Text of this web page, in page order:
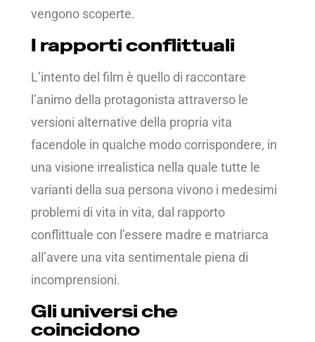
vengono scoperte.
I rapporti conflittuali
L’intento del film è quello di raccontare
l’animo della protagonista attraverso le
versioni alternative della propria vita
facendole in qualche modo corrispondere, in
una visione irrealistica nella quale tutte le
varianti della sua persona vivono i medesimi
problemi di vita in vita, dal rapporto
conflittuale con l’essere madre e matriarca
all’avere una vita sentimentale piena di
incomprensioni.
Gli universi che
coincidono